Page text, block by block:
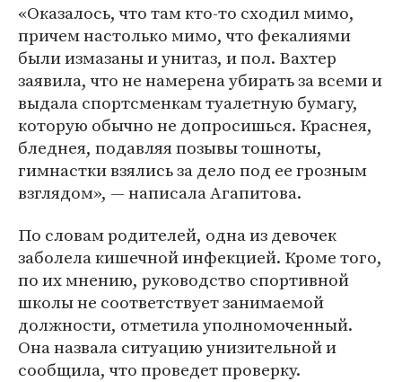
«Оказалось, что там кто-то сходил мимо,
причем настолько мимо, что фекалиями
были измазаны и унитаз, и пол. Вахтер
заявила, что не намерена убирать за всеми и
выдала спортсменкам туалетную бумагу,
которую обычно не допросишься. Краснея,
бледнея, подавляя позывы тошноты,
гимнастки взялись за дело под ее грозным
взглядом», — написала Агапитова.
По словам родителей, одна из девочек
заболела кишечной инфекцией. Кроме того,
по их мнению, руководство спортивной
школы не соответствует занимаемой
должности, отметила уполномоченный.
Она назвала ситуацию унизительной и
сообщила, что проведет проверку.